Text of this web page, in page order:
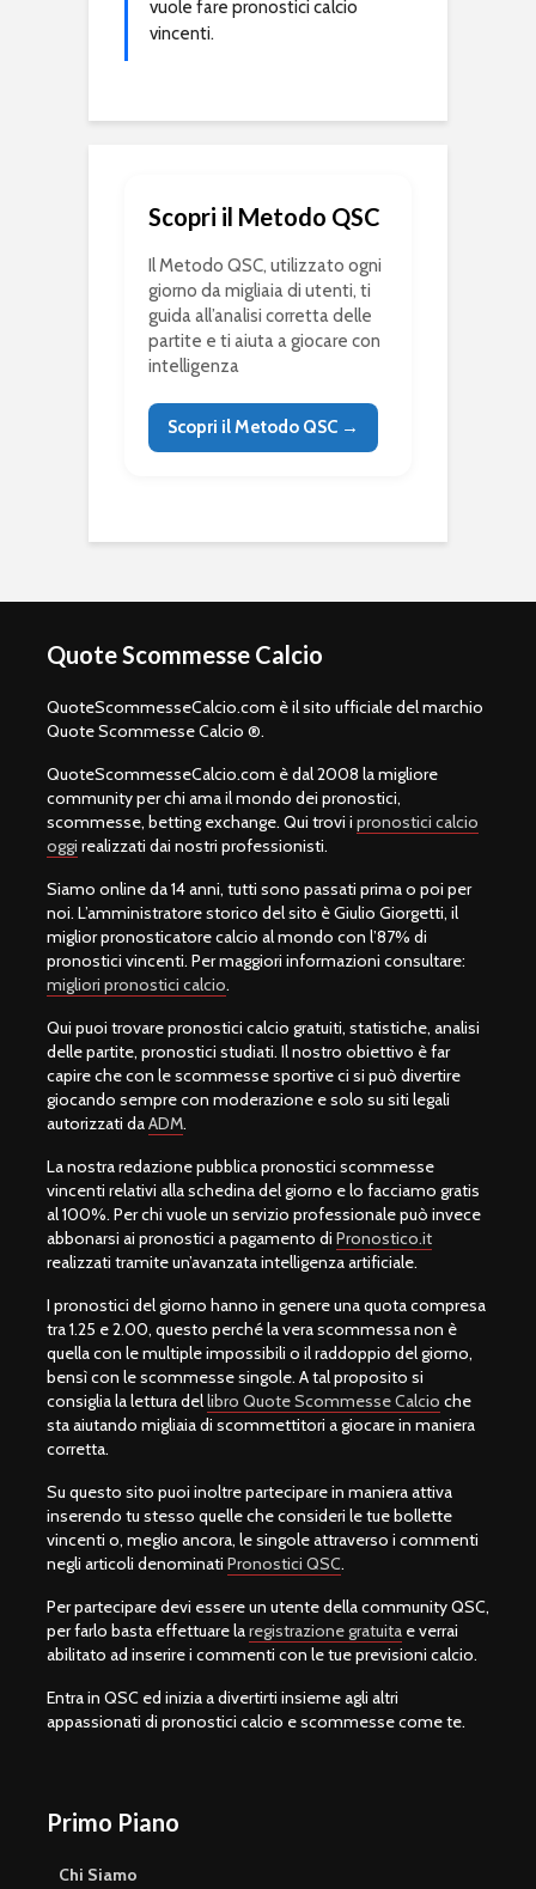
vuole fare pronostici calcio
vincenti.
Scopri il Metodo QSC
Il Metodo QSC, utilizzato ogni
giorno da migliaia di utenti, ti
guida all’analisi corretta delle
partite e ti aiuta a giocare con
intelligenza
Scopri il Metodo QSC →
Quote Scommesse Calcio
QuoteScommesseCalcio.com è il sito ufficiale del marchio
Quote Scommesse Calcio ®.
QuoteScommesseCalcio.com è dal 2008 la migliore
community per chi ama il mondo dei pronostici,
scommesse, betting exchange. Qui trovi i pronostici calcio
oggi realizzati dai nostri professionisti.
Siamo online da 14 anni, tutti sono passati prima o poi per
noi. L’amministratore storico del sito è Giulio Giorgetti, il
miglior pronosticatore calcio al mondo con l’87% di
pronostici vincenti. Per maggiori informazioni consultare:
migliori pronostici calcio.
Qui puoi trovare pronostici calcio gratuiti, statistiche, analisi
delle partite, pronostici studiati. Il nostro obiettivo è far
capire che con le scommesse sportive ci si può divertire
giocando sempre con moderazione e solo su siti legali
autorizzati daADM.
La nostra redazione pubblica pronostici scommesse
vincenti relativi alla schedina del giorno e lo facciamo gratis
al 100%. Per chi vuole un servizio professionale può invece
abbonarsi ai pronostici a pagamento di Pronostico.it
realizzati tramite un’avanzata intelligenza artificiale.
I pronostici del giorno hanno in genere una quota compresa
tra 1.25 e 2.00, questo perché la vera scommessa non è
quella con le multiple impossibili o il raddoppio del giorno,
bensì con le scommesse singole. A tal proposito si
consiglia la lettura dellibro Quote Scommesse Calcio che
sta aiutando migliaia di scommettitori a giocare in maniera
corretta.
Su questo sito puoi inoltre partecipare in maniera attiva
inserendo tu stesso quelle che consideri le tue bollette
vincenti o, meglio ancora, le singole attraverso i commenti
negli articoli denominati Pronostici QSC.
Per partecipare devi essere un utente della community QSC,
per farlo basta effettuare laregistrazione gratuita e verrai
abilitato ad inserire i commenti con le tue previsioni calcio.
Entra in QSC ed inizia a divertirti insieme agli altri
appassionati di pronostici calcio e scommesse come te.
Primo Piano
Chi Siamo